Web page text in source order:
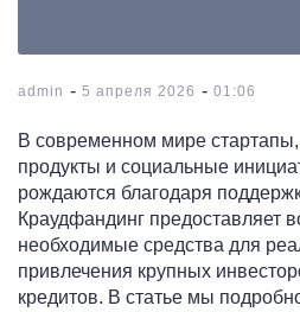
admin - 5 апреля 2026 - 01:06
В современном мире
продукты и социальные
рождаются благодаря
Краудфандинг предоставляет
необходимые средства для
привлечения крупных
кредитов. В статье мы